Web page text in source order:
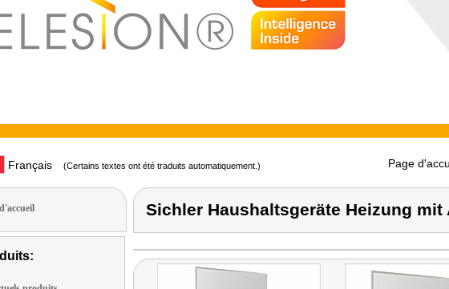
Français (Certains textes ont été traduits automatiquement.) Page
Sichler Haushaltsgeräte Heizung